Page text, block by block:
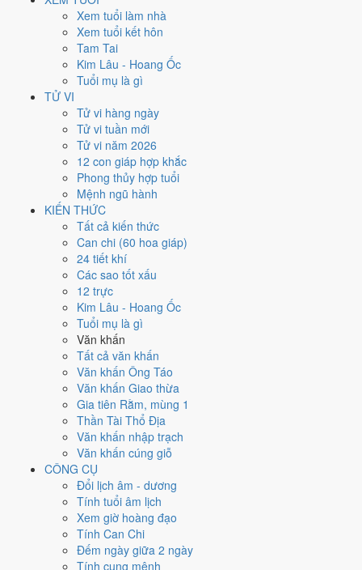
Xem tuổi làm nhà
Xem tuổi kết hôn
Tam Tai
Kim Lâu - Hoang Ốc
Tuổi mụ là gì
TỬ VI
Tử vi hàng ngày
Tử vi tuần mới
Tử vi năm 2026
12 con giáp hợp khắc
Phong thủy hợp tuổi
Mệnh ngũ hành
KIẾN THỨC
Tất cả kiến thức
Can chi (60 hoa giáp)
24 tiết khí
Các sao tốt xấu
12 trực
Kim Lâu - Hoang Ốc
Tuổi mụ là gì
Văn khấn
Tất cả văn khấn
Văn khấn Ông Táo
Văn khấn Giao thừa
Gia tiên Rằm, mùng 1
Thần Tài Thổ Địa
Văn khấn nhập trạch
Văn khấn cúng giỗ
CÔNG CỤ
Đổi lịch âm - dương
Tính tuổi âm lịch
Xem giờ hoàng đạo
Tính Can Chi
Đếm ngày giữa 2 ngày
Tính cung mệnh
Tân Sửu
Ngày Nhâm Tuất có TrựcChấp
Kim Quỹ hoàng đạo. Điểm trung bình 7 việc chính
Ngày Bình Hòa, phù hợp với công việc thường ngày.
Dần, Ngọ, Mãohợp ngày; tuổi
Ngày 14/5/2021 tốt hay xấu cho
việc gì?
Ngày 14/5/2021 đạt5.6/10 trung bình cho 7 việc chính: cao nhất là
Thu nợ - đòi tiền (8/10)
Chấp (ngày nắm giữ, bắt giữ) và gặp Sao Kim Quỹ hoàng đạo nên
điểm từng việc chênh nhau như bảng dưới.
Cưới hỏi - đính hôn
Trung bình
Cưới hỏi - đính hôn hôm nay ở
Ngày Hoàng Đạo, nhưng Sao Ngưu kéo giảm điểm.
Cách tính ngày tốt
Khai trương - mở cửa hàng
Trung bình
Khai trương - mở cửa hàng hôm nay ở
nhờ hợpNgày Hoàng Đạo, nhưng Sao Ngưu kéo giảm điểm.
Cách tính ngày tốt
Ký hợp đồng - giao ước
Tốt
Ký hợp đồng - giao ước hôm nay ở